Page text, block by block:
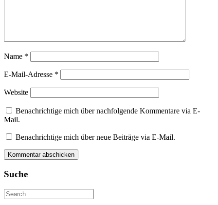
Name *
E-Mail-Adresse *
Website
Benachrichtige mich über nachfolgende Kommentare via E-
Mail.
Benachrichtige mich über neue Beiträge via E-Mail.
Suche